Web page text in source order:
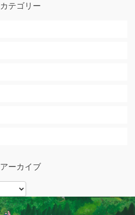
カテゴリー
アーカイブ